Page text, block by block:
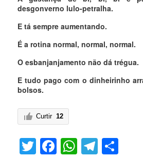
desgonverno lulo-petralha.
E tá sempre aumentando.
É a rotina normal, normal, normal.
O esbanjanjamento não dá trégua.
E tudo pago com o dinheirinho
bolsos.
Curtir 12
Twitter
Facebook
WhatsApp